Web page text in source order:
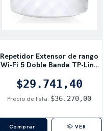
Repetidor Extensor de rango
Wi-Fi 5 Doble Banda TP-Link
$29.741,40
Precio de lista: $36.270,00
VER